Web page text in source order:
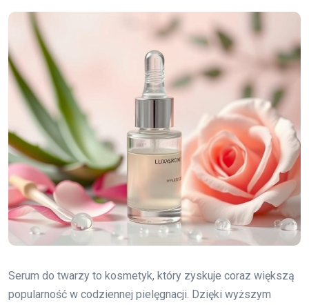
Serum do twarzy to kosmetyk, który zyskuje coraz większą
popularność w codziennej pielęgnacji. Dzięki wyższym